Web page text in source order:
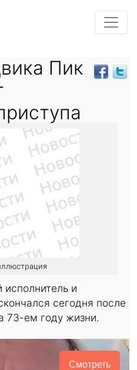
Пик
исполнитель и
сегодня после
73-ем году жизни.
Смотреть